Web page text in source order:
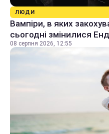
ЛЮДИ
Вампіри, в яких
сьогодні змінилися
08 серпня 2026, 12:55